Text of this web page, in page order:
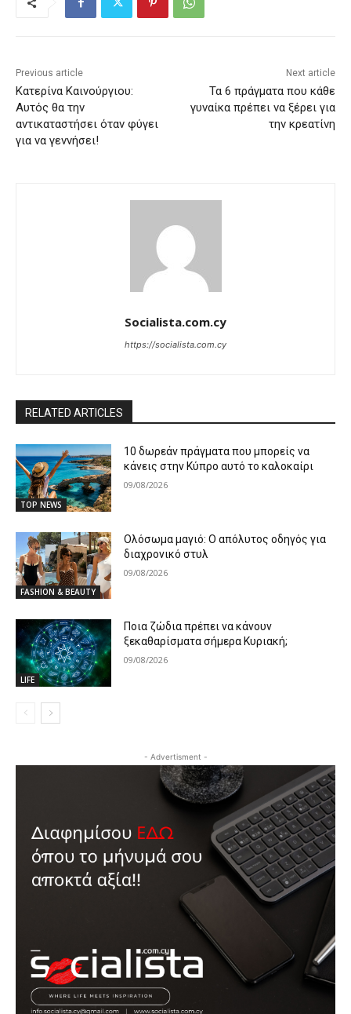
Previous article
Κατερίνα Καινούργιου:
Αυτός θα την
αντικαταστήσει όταν φύγει
για να γεννήσει!
Next article
Τα 6 πράγματα που κάθε
γυναίκα πρέπει να ξέρει για
την κρεατίνη
Socialista.com.cy
https://socialista.com.cy
RELATED ARTICLES
TOP NEWS
10 δωρεάν πράγματα που μπορείς να
κάνεις στην Κύπρο αυτό το καλοκαίρι
09/08/2026
FASHION & BEAUTY
Ολόσωμα μαγιό: Ο απόλυτος οδηγός για
διαχρονικό στυλ
09/08/2026
LIFE
Ποια ζώδια πρέπει να κάνουν
ξεκαθαρίσματα σήμερα Κυριακή;
09/08/2026
- Advertisment -